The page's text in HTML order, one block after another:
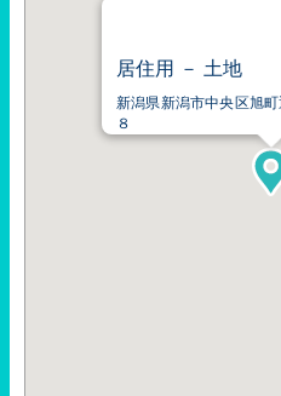
居住用 － 土地
新潟県新潟市中央区旭
８